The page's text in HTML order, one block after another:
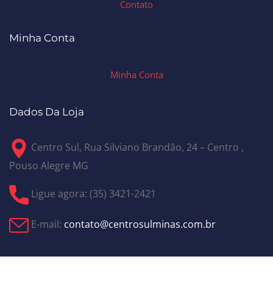
Contato
Minha Conta
Minha Conta
Dados Da Loja
Centro Sul, Rua Silviano Brandão, 24 – Centro ,
Pouso Alegre MG
Ligue agora: (35) 3421-2421
E-mail: contato@centrosulminas.com.br